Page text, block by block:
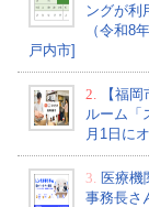
ングが利
（令和8
戸内市]
2.
【福
ルーム「
月1日に
3. 医療機
事務長さ